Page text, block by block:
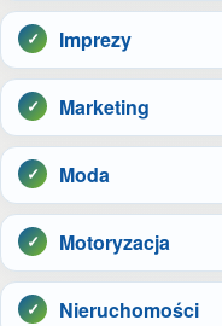
Imprezy
Marketing
Moda
Motoryzacja
Nieruchomości